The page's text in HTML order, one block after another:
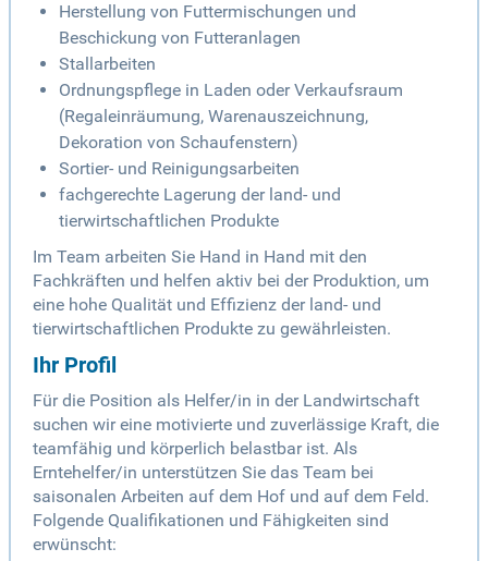
Herstellung von Futtermischungen und
Beschickung von Futteranlagen
Stallarbeiten
Ordnungspflege in Laden oder Verkaufsraum
(Regaleinräumung, Warenauszeichnung,
Dekoration von Schaufenstern)
Sortier- und Reinigungsarbeiten
fachgerechte Lagerung der land- und
tierwirtschaftlichen Produkte
Im Team arbeiten Sie Hand in Hand mit den
Fachkräften und helfen aktiv bei der Produktion, um
eine hohe Qualität und Effizienz der land- und
tierwirtschaftlichen Produkte zu gewährleisten.
Ihr Profil
Für die Position als Helfer/in in der Landwirtschaft
suchen wir eine motivierte und zuverlässige Kraft, die
teamfähig und körperlich belastbar ist. Als
Erntehelfer/in unterstützen Sie das Team bei
saisonalen Arbeiten auf dem Hof und auf dem Feld.
Folgende Qualifikationen und Fähigkeiten sind
erwünscht: